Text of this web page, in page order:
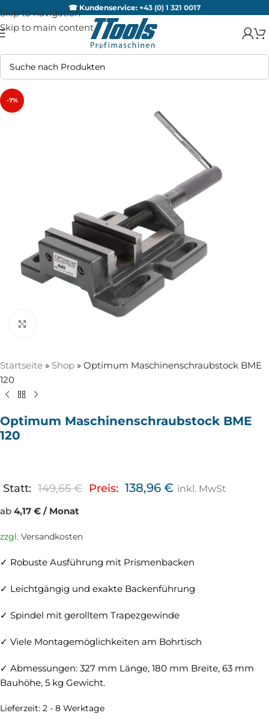
Skip to navigation
Skip to main content
☎ Kundenservice: +43 (0) 1 321 0017
-7%
Startseite » Shop » Optimum Maschinenschraubstock BME
120
Optimum Maschinenschraubstock BME
120
Statt: 149,65€ Preis: 138,96 € inkl. MwSt
ab 4,17 € / Monat
zzgl. Versandkosten
✓ Robuste Ausführung mit Prismenbacken
✓ Leichtgängig und exakte Backenführung
✓ Spindel mit gerolltem Trapezgewinde
✓ Viele Montagemöglichkeiten am Bohrtisch
✓ Abmessungen: 327 mm Länge, 180 mm Breite, 63 mm
Bauhöhe, 5 kg Gewicht.
Lieferzeit: 2 - 8 Werktage